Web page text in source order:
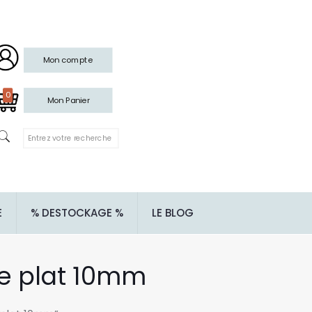
Mon compte
0 Mon Panier
% DESTOCKAGE % LE BLOG
plat 10mm